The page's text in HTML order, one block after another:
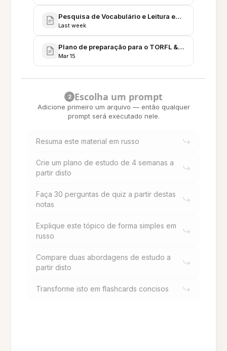
Pesquisa de Vocabulário e Leitura em Russo -
Last week
Plano de preparação para o TORFL & Itinerário de
Mar 15
2 Escolha um prompt
Adicione primeiro um arquivo — então qualquer
prompt será executado nele.
Resuma este material em russo
Crie um plano de estudo de 4 semanas a
partir disto
Faça 30 perguntas de quiz a partir destas
notas
Explique este tópico de forma simples em
russo
Compare duas abordagens de estudo a
partir disto
Transforme isto em flashcards concisos